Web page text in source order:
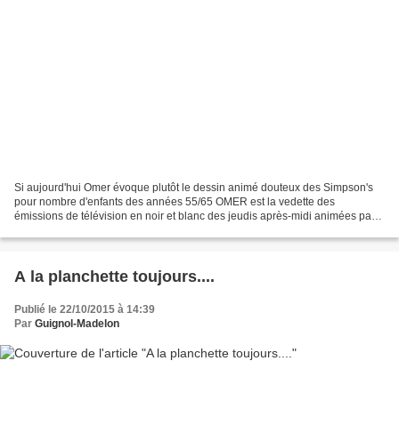
Si aujourd'hui Omer évoque plutôt le dessin animé douteux des Simpson's
pour nombre d'enfants des années 55/65 OMER est la vedette des
émissions de télévision en noir et blanc des jeudis après-midi animées par
A la planchette toujours....
Publié le 22/10/2015 à 14:39
Par Guignol-Madelon